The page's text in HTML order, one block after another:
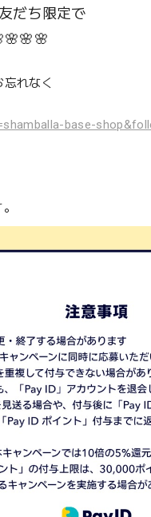
だち限定で
れなく
base-